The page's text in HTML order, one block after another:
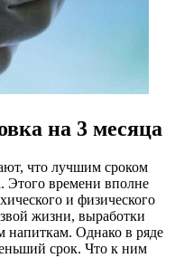
на 3 месяца
что лучшим сроком
Этого времени вполне
и физического
жизни, выработки
напиткам. Однако в ряде
срок. Что к ним